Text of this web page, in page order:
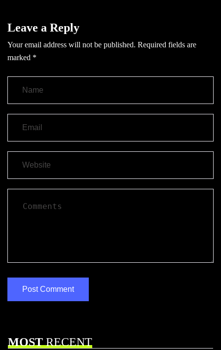
Leave a Reply
Your email address will not be published. Required fields are
marked *
MOSTRECENT